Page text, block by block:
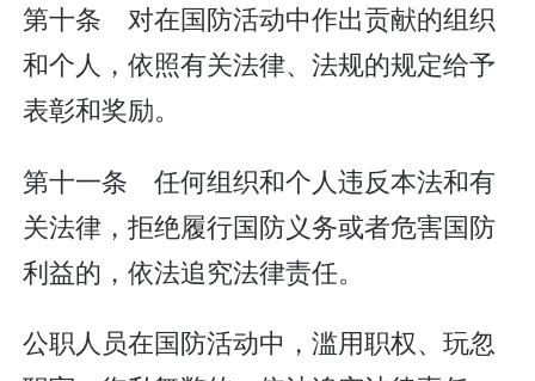
第十条 对在国防活动中作出贡献的组织
和个人，依照有关法律、法规的规定给予
表彰和奖励。
第十一条 任何组织和个人违反本法和有
关法律，拒绝履行国防义务或者危害国防
利益的，依法追究法律责任。
公职人员在国防活动中，滥用职权、玩忽